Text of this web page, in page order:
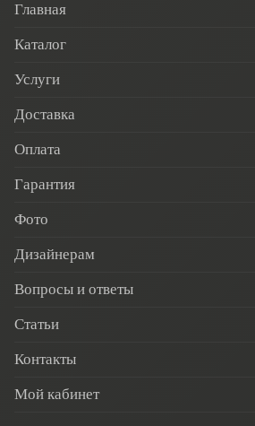
Главная
Каталог
Услуги
Доставка
Оплата
Гарантия
Фото
Дизайнерам
Вопросы и ответы
Статьи
Контакты
Мой кабинет